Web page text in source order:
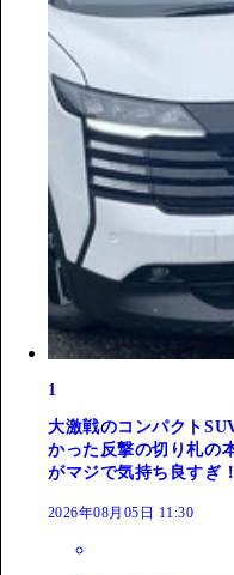
1
大激戦のコンパクト
かった反撃の切り札の
がマジで気持ち良すぎ！
2026年08月05日 11:30